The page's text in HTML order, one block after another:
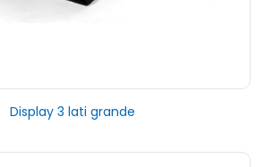
Display 3 lati grande